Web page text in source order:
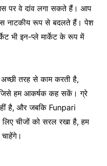
पर वे दांव लगा सकते हैं। आप
नाटकीय रूप से बदलते हैं। पेश
भी इन-प्ले मार्केट के रूप में
तरह से काम करती है,
जिसे हम आकर्षक कह सकें। ग्रे
है, और जबकि Funpari
चीजों को सरल रखा है, हम